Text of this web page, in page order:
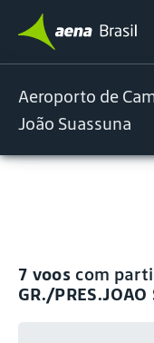
Aeroporto de
João Suassuna
7 voos com
GR./PRES.JOAO